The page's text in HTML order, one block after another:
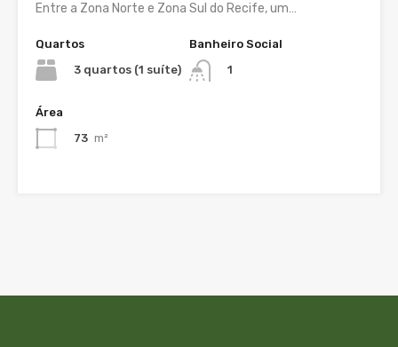
Entre a Zona Norte e Zona Sul do Recife, um…
Quartos
3 quartos (1 suíte)
Banheiro Social
1
Área
73 m²